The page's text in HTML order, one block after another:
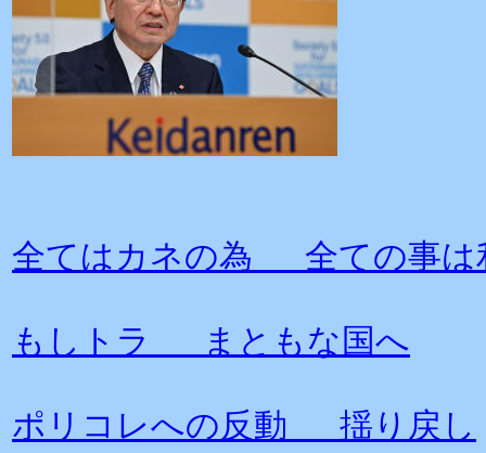
全てはカネの為 全ての事は
もしトラ まともな国へ
ポリコレへの反動 揺り戻し